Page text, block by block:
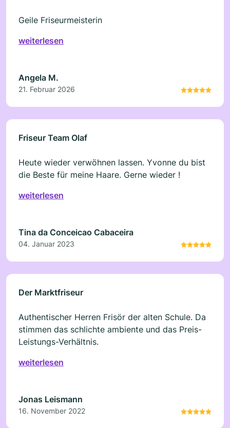
Geile Friseurmeisterin
weiterlesen
Angela M.
21. Februar 2026
Friseur Team Olaf
Heute wieder verwöhnen lassen. Yvonne du bist
die Beste für meine Haare. Gerne wieder !
weiterlesen
Tina da Conceicao Cabaceira
04. Januar 2023
Der Marktfriseur
Authentischer Herren Frisör der alten Schule. Da
stimmen das schlichte ambiente und das Preis-
Leistungs-Verhältnis.
weiterlesen
Jonas Leismann
16. November 2022